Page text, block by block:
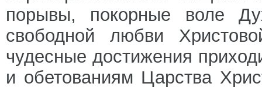
порывы, покорные воле
свободной любви
чудесные достижения
и обетованиям Царства